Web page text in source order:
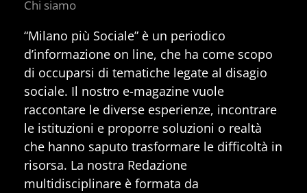
Chi siamo
“Milano più Sociale” è un periodico
d’informazione on line, che ha come scopo
di occuparsi di tematiche legate al disagio
sociale. Il nostro e-magazine vuole
raccontare le diverse esperienze, incontrare
le istituzioni e proporre soluzioni o realtà
che hanno saputo trasformare le difficoltà in
risorsa. La nostra Redazione
multidisciplinare è formata da